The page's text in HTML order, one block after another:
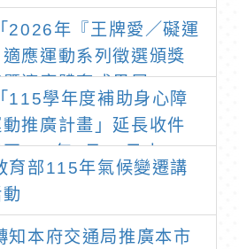
2026年『王牌愛／礙運
應運動系列徵選頒獎
適應體育成果展」
115學年度補助身心障
推廣計畫」延長收件
至115年7月31日止
育部115年氣候變遷講
知本府交通局推廣本市